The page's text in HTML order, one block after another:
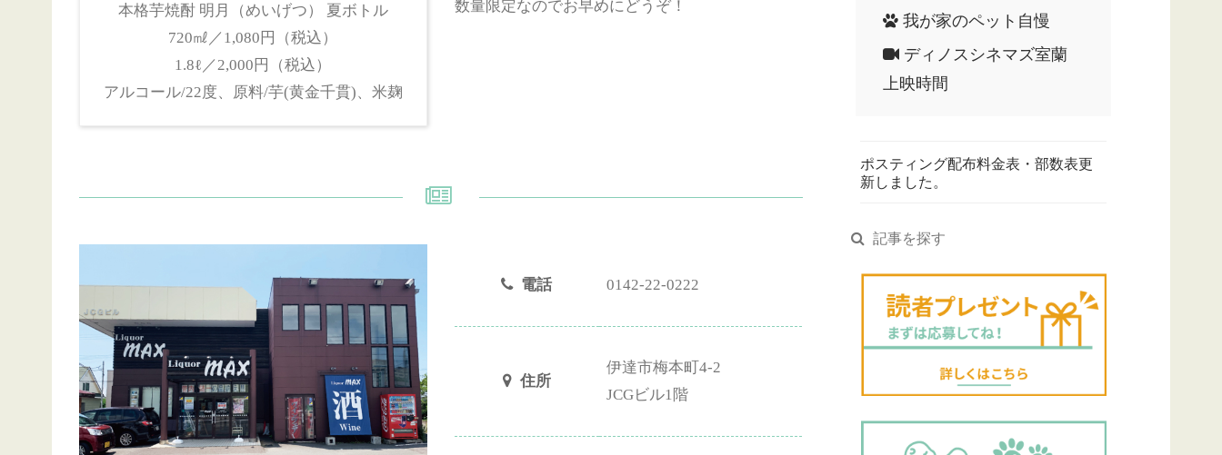
本格芋焼酎 明月（めいげつ） 夏ボトル
720㎖／1,080円（税込）
1.8ℓ／2,000円（税込）
アルコール/22度、原料/芋(黄金千貫)、米麹
数量限定なのでお早めにどうぞ！
電話 0142-22-0222
住所
伊達市梅本町4-2
JCGビル1階
我が家のペット自慢
ディノスシネマズ室蘭
上映時間
ポスティング配布料金表・部数表更
新しました。
記事を探す